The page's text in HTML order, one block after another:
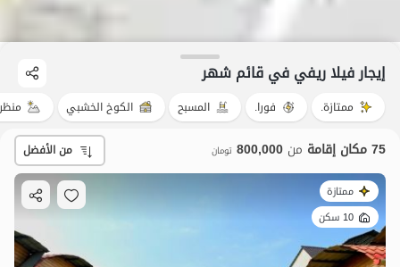
إيجار فيلا ريفي في قائم شهر
ممتازة. فورا. المسبح الكوخ الخشبي
75 مكان إقامة من 800,000 تومان من الأفضل
ممتازة
10 سكن